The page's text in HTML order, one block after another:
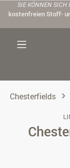
Zum Hauptinhalt
SIE KÖNNEN
kostenfreien Stoff-
Chesterfields